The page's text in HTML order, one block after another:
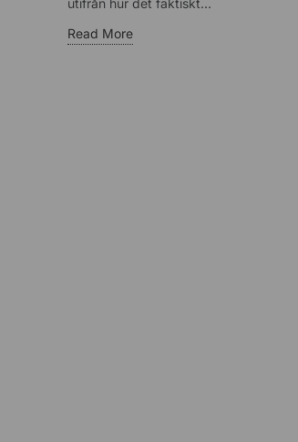
utifrån hur det faktiskt...
Read More